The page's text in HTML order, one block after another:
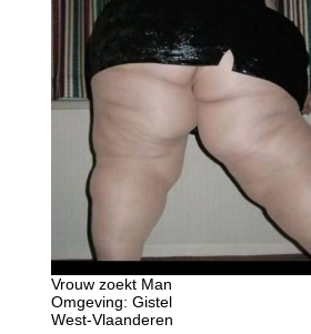
Vrouw zoekt Man
Omgeving: Gistel
West-Vlaanderen